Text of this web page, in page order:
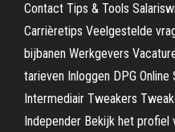
Contact Tips & Tools
Carrièretips Veelgestelde
bijbanen Werkgevers
tarieven Inloggen DPG
Intermediair Tweakers
Independer Bekijk het profiel